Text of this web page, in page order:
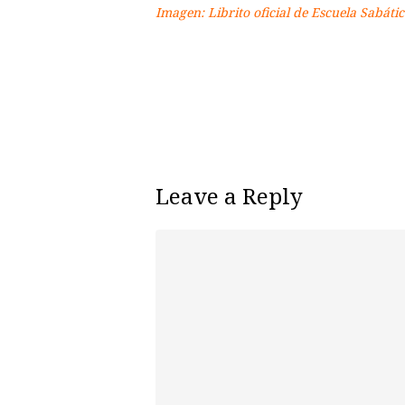
Imagen: Librito oficial de Escuela
Leave a Reply